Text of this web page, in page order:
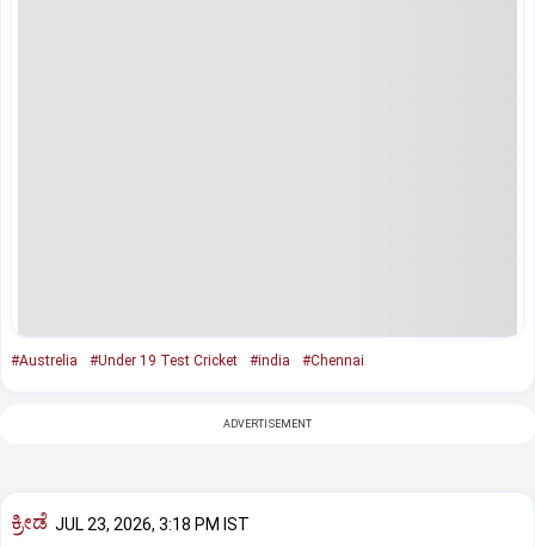
#Austrelia #Under 19 Test Cricket #india #Chennai
ADVERTISEMENT
ಕ್ರೀಡೆ JUL 23, 2026, 3:18 PM IST